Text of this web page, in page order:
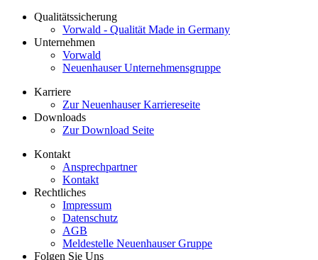
Qualitätssicherung
Vorwald - Qualität Made in Germany
Unternehmen
Vorwald
Neuenhauser Unternehmensgruppe
Karriere
Zur Neuenhauser Karriereseite
Downloads
Zur Download Seite
Kontakt
Ansprechpartner
Kontakt
Rechtliches
Impressum
Datenschutz
AGB
Meldestelle Neuenhauser Gruppe
Folgen Sie Uns